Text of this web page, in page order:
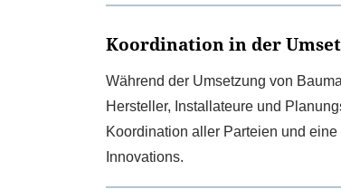
Koordination in der
Während der Umsetzung von
Hersteller, Installateure und
Koordination aller Parteien und
Innovations.